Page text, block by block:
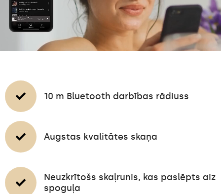
10 m Bluetooth darbības rādiuss
Augstas kvalitātes skaņa
Neuzkrītošs skaļrunis, kas paslēpts aiz
spoguļa